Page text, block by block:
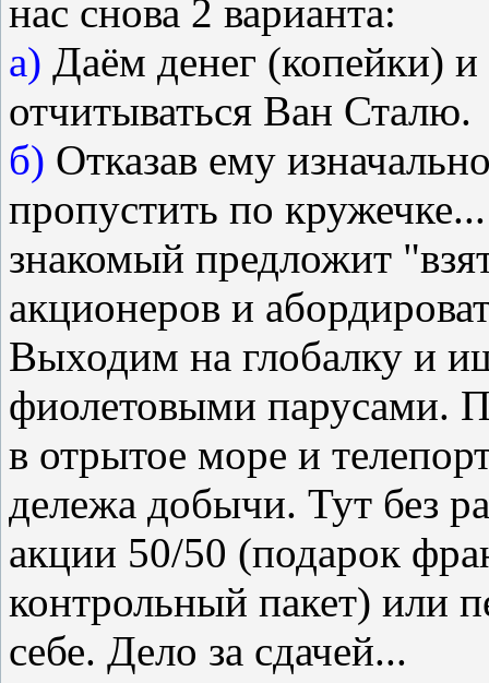
нас снова 2 варианта:
а) Даём денег (копейки)
отчитываться Ван Сталю.
б) Отказав ему
пропустить по
знакомый предложит
акционеров и
Выходим на глобалку и
фиолетовыми парусами.
в отрытое море и
дележа добычи. Тут без
акции 50/50 (подарок
контрольный пакет) или
себе. Дело за сдачей...